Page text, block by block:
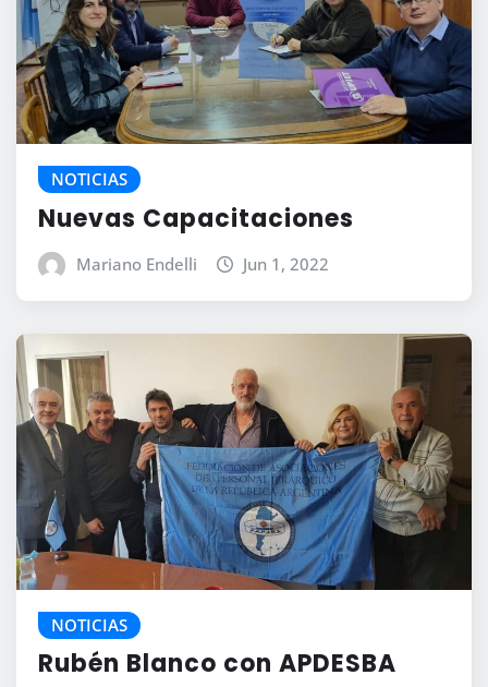
NOTICIAS
Nuevas Capacitaciones
Mariano Endelli Jun 1, 2022
NOTICIAS
Rubén Blanco con APDESBA